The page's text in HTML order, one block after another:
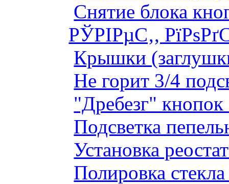
Снятие блока
РЎРІРµС‚,
Крышки
Не горит 3/4
"Дребезг"
Подсветка
Установка
Полировка